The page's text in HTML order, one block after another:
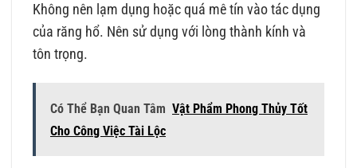
Không nên lạm dụng hoặc quá mê tín vào tác dụng
của răng hổ. Nên sử dụng với lòng thành kính và
tôn trọng.
Có Thể Bạn Quan Tâm Vật Phẩm Phong Thủy Tốt
Cho Công Việc Tài Lộc